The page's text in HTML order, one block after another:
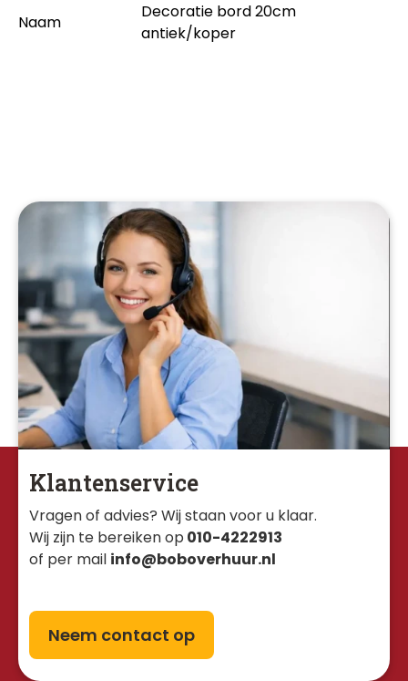
Naam
Decoratie bord 20cm
antiek/koper
Klantenservice
Vragen of advies? Wij staan voor u klaar.
Wij zijn te bereiken op 010-4222913
of per mail info@boboverhuur.nl
Neem contact op